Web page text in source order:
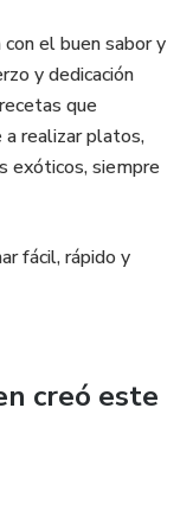
el buen sabor y
y dedicación
que
a realizar platos,
exóticos, siempre
fácil, rápido y
creó este